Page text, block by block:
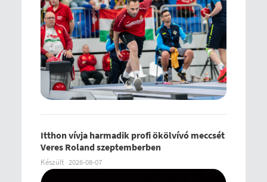
Itthon vívja harmadik profi ökölvívó meccsét
Veres Roland szeptemberben
Készült 2026-08-07